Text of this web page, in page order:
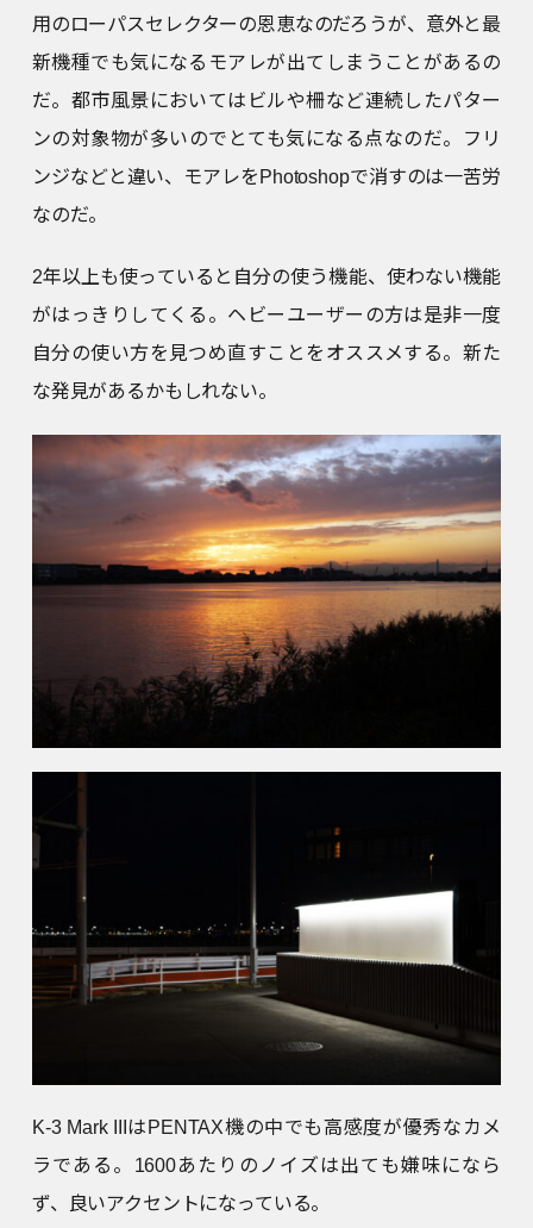
用のローパスセレクターの恩恵なのだろうが、意外と最
新機種でも気になるモアレが出てしまうことがあるの
だ。都市風景においてはビルや柵など連続したパター
ンの対象物が多いのでとても気になる点なのだ。フリ
ンジなどと違い、モアレをPhotoshopで消すのは一苦労
なのだ。
2年以上も使っていると自分の使う機能、使わない機能
がはっきりしてくる。ヘビーユーザーの方は是非一度
自分の使い方を見つめ直すことをオススメする。新た
な発見があるかもしれない。
K-3 Mark IIIはPENTAX機の中でも高感度が優秀なカメ
ラである。1600あたりのノイズは出ても嫌味になら
ず、良いアクセントになっている。